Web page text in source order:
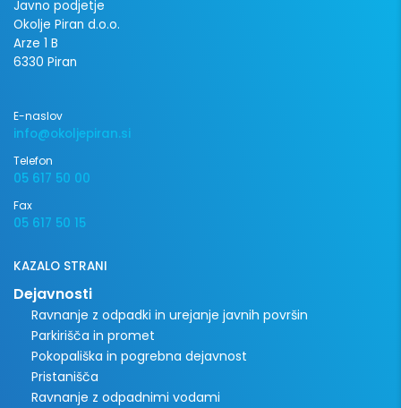
Javno podjetje
Okolje Piran d.o.o.
Arze 1 B
6330 Piran
E-naslov
info@okoljepiran.si
Telefon
05 617 50 00
Fax
05 617 50 15
KAZALO STRANI
Dejavnosti
Ravnanje z odpadki in urejanje javnih površin
Parkirišča in promet
Pokopališka in pogrebna dejavnost
Pristanišča
Ravnanje z odpadnimi vodami